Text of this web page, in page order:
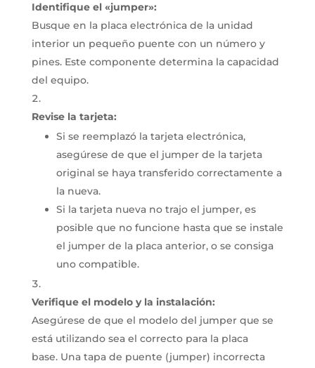
Identifique el «jumper»:
Busque en la placa electrónica de la unidad
interior un pequeño puente con un número y
pines. Este componente determina la capacidad
del equipo.
Revise la tarjeta:
Si se reemplazó la tarjeta electrónica,
asegúrese de que el jumper de la tarjeta
original se haya transferido correctamente a
la nueva.
Si la tarjeta nueva no trajo el jumper, es
posible que no funcione hasta que se instale
el jumper de la placa anterior, o se consiga
uno compatible.
Verifique el modelo y la instalación:
Asegúrese de que el modelo del jumper que se
está utilizando sea el correcto para la placa
base. Una tapa de puente (jumper) incorrecta